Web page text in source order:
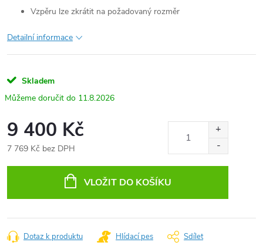
Vzpěru lze zkrátit na požadovaný rozměr
Detailní informace
Skladem
11.8.2026
9 400 Kč
7 769 Kč bez DPH
VLOŽIT DO KOŠÍKU
Dotaz k produktu Hlídací pes Sdílet